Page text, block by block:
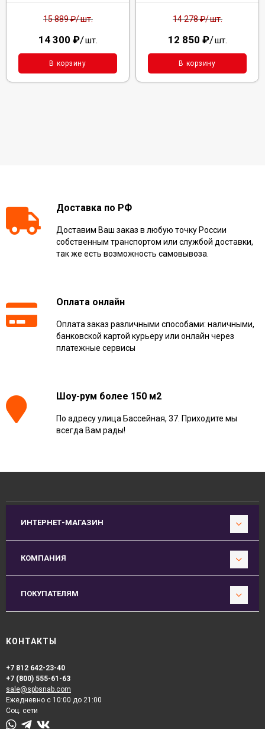
15 889₽/шт.
14 300 ₽/шт.
В корзину
14 278₽/шт.
12 850 ₽/шт.
В корзину
Доставка по РФ
Доставим Ваш заказ в любую точку России
собственным транспортом или службой доставки,
так же есть возможность самовывоза.
Оплата онлайн
Оплата заказ различными способами: наличными,
банковской картой курьеру или онлайн через
платежные сервисы
Шоу-рум более 150 м2
По адресу улица Бассейная, 37. Приходите мы
всегда Вам рады!
ИНТЕРНЕТ-МАГАЗИН
КОМПАНИЯ
ПОКУПАТЕЛЯМ
КОНТАКТЫ
+7 812 642-23-40
+7 (800) 555-61-63
sale@spbsnab.com
Ежедневно с 10:00 до 21:00
Соц. сети